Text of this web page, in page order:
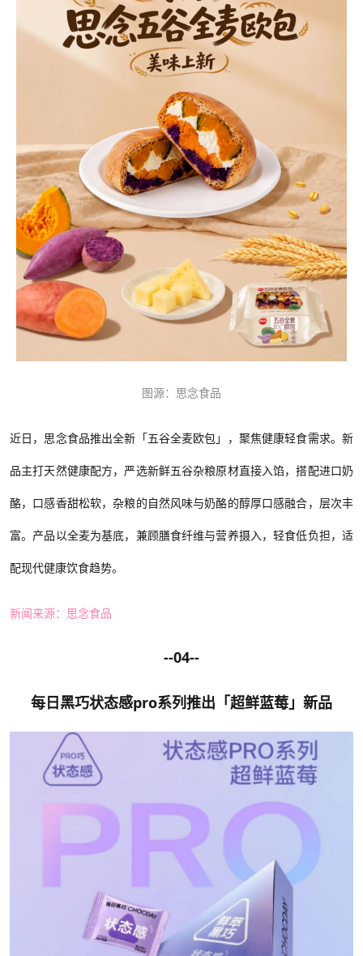
图源：思念食品
近日，思念食品推出全新「五谷全麦欧包」，聚焦健康轻食需求。新
品主打天然健康配方，严选新鲜五谷杂粮原材直接入馅，搭配进口奶
酪，口感香甜松软，杂粮的自然风味与奶酪的醇厚口感融合，层次丰
富。产品以全麦为基底，兼顾膳食纤维与营养摄入，轻食低负担，适
配现代健康饮食趋势。
新闻来源：思念食品
--04--
每日黑巧状态感pro系列推出 「超鲜蓝莓」 新品